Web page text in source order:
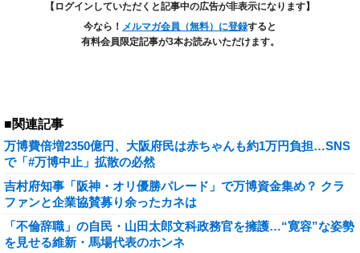
【ログインしていただくと記事中の広告が非表示になります】
今なら！ メルマガ会員（無料）に登録すると
有料会員限定記事が3本お読みいただけます。
■関連記事
万博費倍増2350億円、大阪府民は赤ちゃんも約1万円負担…SNS
で「#万博中止」拡散の必然
吉村府知事「阪神・オリ優勝パレード」で万博資金集め？ クラ
ファンと企業協賛募り余ったカネは
「不倫辞職」の自民・山田太郎文科政務官を擁護…“寛容”な姿勢
を見せる維新・馬場代表のホンネ